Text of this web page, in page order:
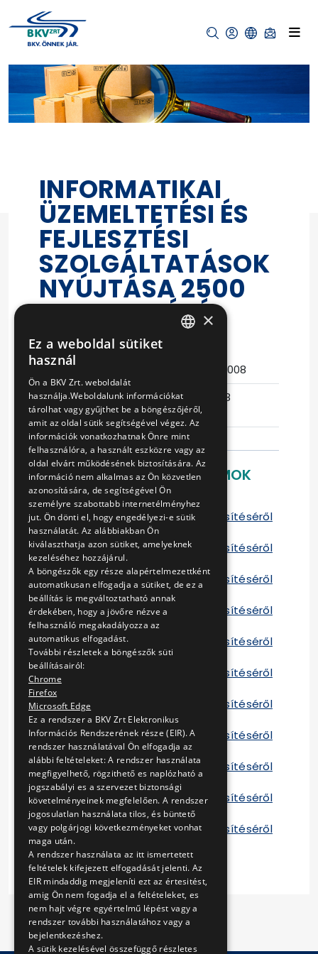
INFORMATIKAI
ÜZEMELTETÉSI ÉS
FEJLESZTÉSI
SZOLGÁLTATÁSOK
NYÚJTÁSA 2500
FELHASZNÁLÓ
RÉSZÉRE
Eljárás száma
14/t-196/2008
Ajánlattételi
határidő
2017-05-18
10:09:09
LETÖLTHETŐ DOKUMENTUMOK
Szerződés
tájékoztató a szerződés teljesítéséről
2009
tájékoztató a szerződés teljesítéséről
2010
tájékoztató a szerződés teljesítéséről
2011
tájékoztató a szerződés teljesítéséről
2012
tájékoztató a szerződés teljesítéséről
2013
tájékoztató a szerződés teljesítéséről
tájékoztató a szerződés teljesítéséről
2015
tájékoztató a szerződés teljesítéséről
2016
tájékoztató a szerződés teljesítéséről
2017
tájékoztató a szerződés teljesítéséről
2018
tájékoztató a szerződés teljesítéséről
2019
×
Ez a weboldal sütiket
használ
Ön a BKV Zrt. weboldalát
használja.Weboldalunk információkat
tárolhat vagy gyűjthet be a böngészőjéről,
amit az oldal sütik segítségével végez. Az
információk vonatkozhatnak Önre mint
felhasználóra, a használt eszközre vagy az
oldal elvárt működésének biztosítására. Az
információ nem alkalmas az Ön közvetlen
azonosítására, de segítségével Ön
személyre szabottabb internetélményhez
jut. Ön dönti el, hogy engedélyezi-e sütik
használatát. Az alábbiakban Ön
kiválaszthatja azon sütiket, amelyeknek
kezeléséhez hozzájárul.
A böngészők egy része alapértelmezettként
automatikusan elfogadja a sütiket, de ez a
beállítás is megváltoztatható annak
érdekében, hogy a jövőre nézve a
felhasználó megakadályozza az
automatikus elfogadást.
További részletek a böngészők süti
beállításairól:
Chrome
Firefox
Microsoft Edge
Ez a rendszer a BKV Zrt Elektronikus
Információs Rendszerének része (EIR). A
rendszer használatával Ön elfogadja az
alábbi feltételeket: A rendszer használata
megfigyelhető, rögzithető es naplózható a
jogszabályi es a szervezet biztonsági
követelményeinek megfelelően. A rendszer
jogosulatlan használata tilos, és büntető
vagy polgárjogi következményeket vonhat
maga után.
A rendszer használata az itt ismertetett
feltételek kifejezett elfogadását jelenti. Az
EIR mindaddig megjeleníti ezt az értesitést,
amig Ön nem fogadja el a feltételeket, es
nem hajt végre egyértelmű lépést vagy a
rendszer további használatához vagy a
bejelentkezéshez.
A sütik kezelésével összefüggő részletes